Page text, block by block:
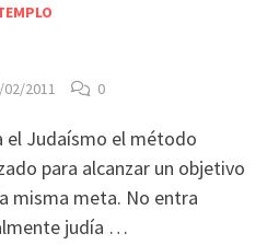
02/2011 0
el Judaísmo el método
para alcanzar un objetivo
misma meta. No entra
judía …